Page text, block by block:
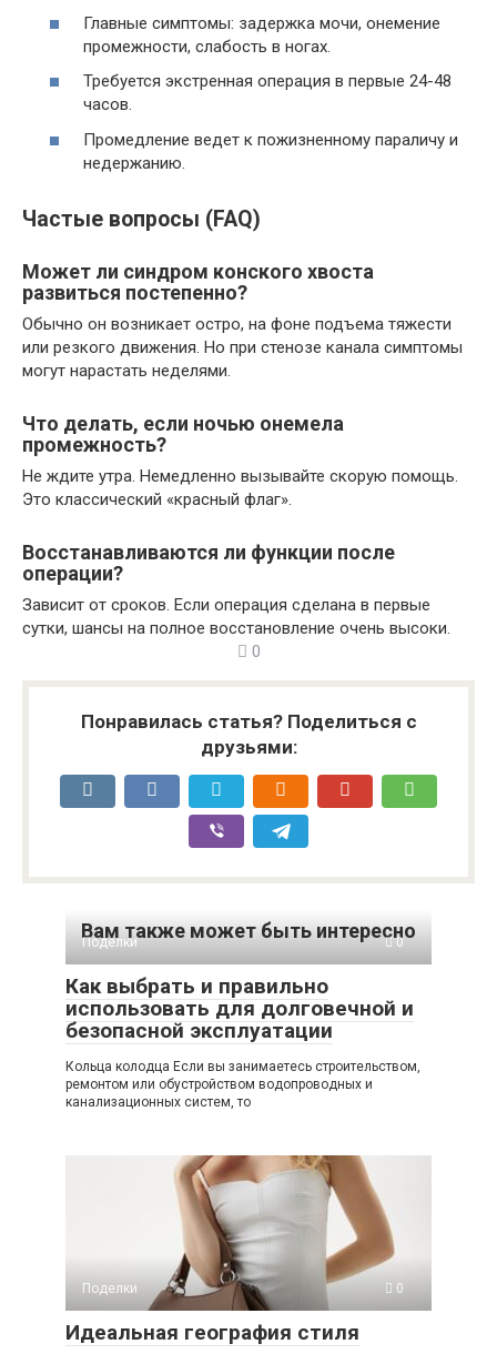
Главные симптомы: задержка мочи, онемение
промежности, слабость в ногах.
Требуется экстренная операция в первые 24-48
часов.
Промедление ведет к пожизненному параличу и
недержанию.
Частые вопросы (FAQ)
Может ли синдром конского хвоста
развиться постепенно?
Обычно он возникает остро, на фоне подъема тяжести
или резкого движения. Но при стенозе канала симптомы
могут нарастать неделями.
Что делать, если ночью онемела
промежность?
Не ждите утра. Немедленно вызывайте скорую помощь.
Это классический «красный флаг».
Восстанавливаются ли функции после
операции?
Зависит от сроков. Если операция сделана в первые
сутки, шансы на полное восстановление очень высоки.
0
Понравилась статья? Поделиться с
друзьями:
Вам также может быть интересно
Поделки 0
Как выбрать и правильно
использовать для долговечной и
безопасной эксплуатации
Кольца колодца Если вы занимаетесь строительством,
ремонтом или обустройством водопроводных и
канализационных систем, то
Поделки 0
Идеальная география стиля